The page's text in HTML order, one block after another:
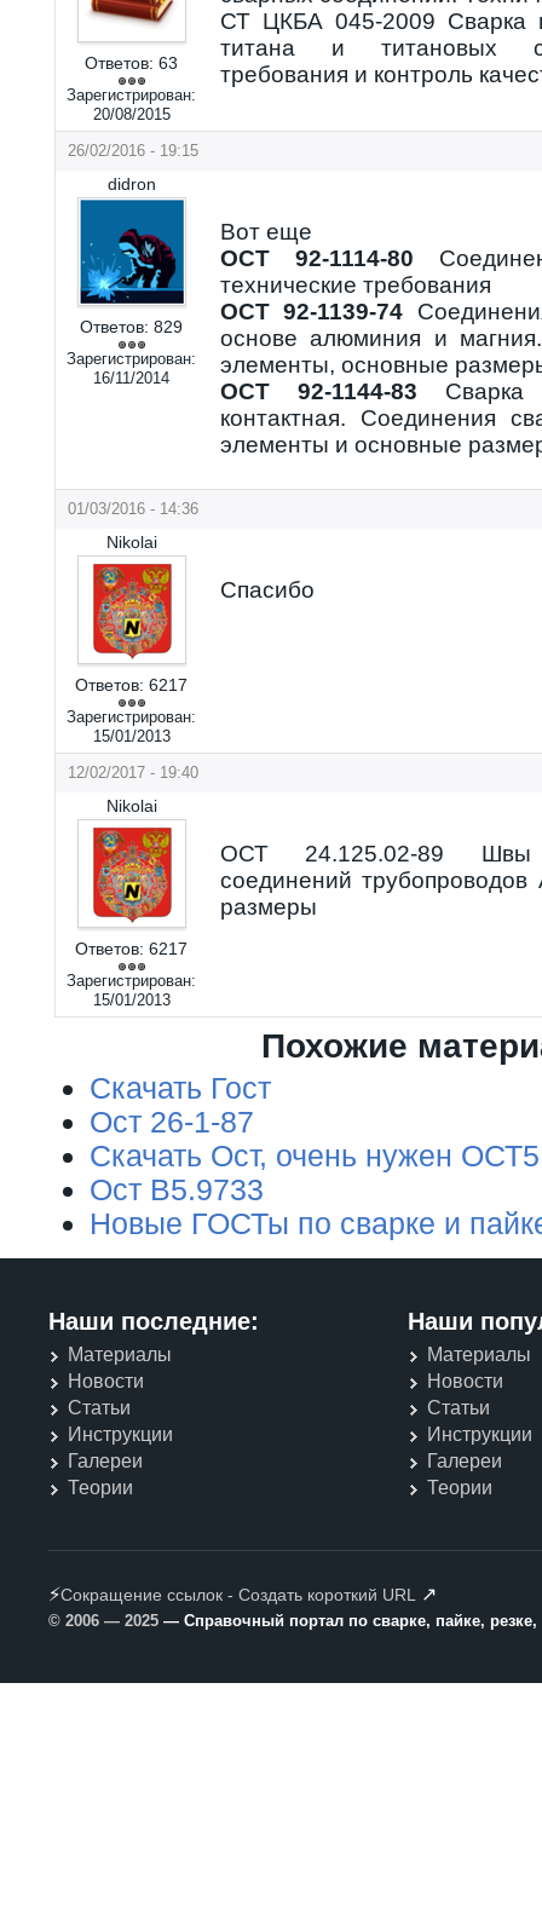
Ответов: 63
Зарегистрирован:
20/08/2015
СТ ЦКБА 045-2009 Сварка
титана и титановых
требования и контроль
26/02/2016 - 19:15
didron
Ответов: 829
Зарегистрирован:
16/11/2014
Вот еще
ОСТ 92-1114-80
технические требования
ОСТ 92-1139-74
основе алюминия и
элементы, основные
ОСТ 92-1144-83 Сварка
контактная. Соединения
элементы и основные
01/03/2016 - 14:36
Nikolai
Ответов: 6217
Зарегистрирован:
15/01/2013
Спасибо
12/02/2017 - 19:40
Nikolai
Ответов: 6217
Зарегистрирован:
15/01/2013
ОСТ 24.125.02-89 Швы
соединений
размеры
Похожие
Скачать Гост
Ост 26-1-87
Скачать Ост, очень нужен
Ост В5.9733
Новые ГОСТы по сварке и
Наши последние:
Материалы
Новости
Статьи
Инструкции
Галереи
Теории
Наши
Материалы
Новости
Статьи
Инструкции
Галереи
Теории
⚡Сокращение ссылок - Создать короткий URL ↗
© 2006 — 2025 — Справочный портал по сварке, пайке,